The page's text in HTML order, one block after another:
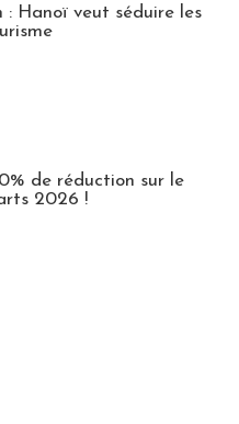
Hanoï veut séduire les
de réduction sur le
2026 !